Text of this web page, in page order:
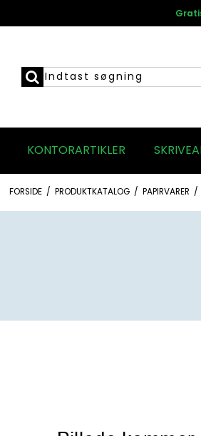
KONTORARTIKLER
FORSIDE / PRODUKTKATALOG / PAPIRVARER /